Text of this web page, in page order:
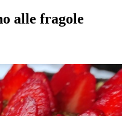
alle fragole